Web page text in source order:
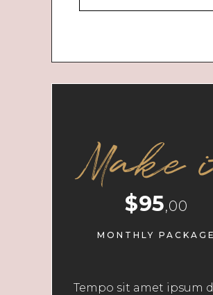
Make
$95,00
MONTHLY PACKAGE
Tempo sit amet ipsum